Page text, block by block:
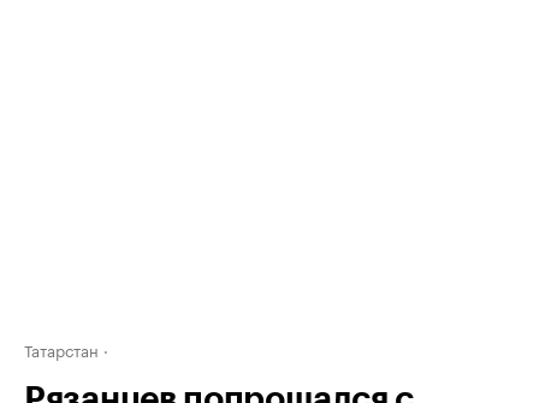
Татарстан